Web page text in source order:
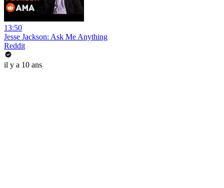
13:50
Jesse Jackson: Ask Me Anything
Reddit
il y a 10 ans